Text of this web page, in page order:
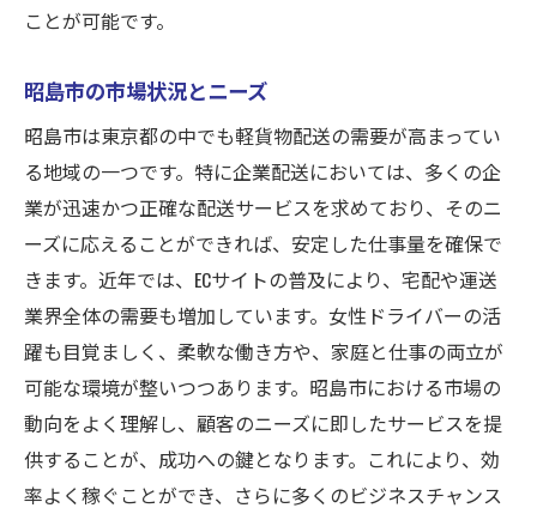
ことが可能です。
昭島市の市場状況とニーズ
昭島市は東京都の中でも軽貨物配送の需要が高まってい
る地域の一つです。特に企業配送においては、多くの企
業が迅速かつ正確な配送サービスを求めており、そのニ
ーズに応えることができれば、安定した仕事量を確保で
きます。近年では、ECサイトの普及により、宅配や運送
業界全体の需要も増加しています。女性ドライバーの活
躍も目覚ましく、柔軟な働き方や、家庭と仕事の両立が
可能な環境が整いつつあります。昭島市における市場の
動向をよく理解し、顧客のニーズに即したサービスを提
供することが、成功への鍵となります。これにより、効
率よく稼ぐことができ、さらに多くのビジネスチャンス